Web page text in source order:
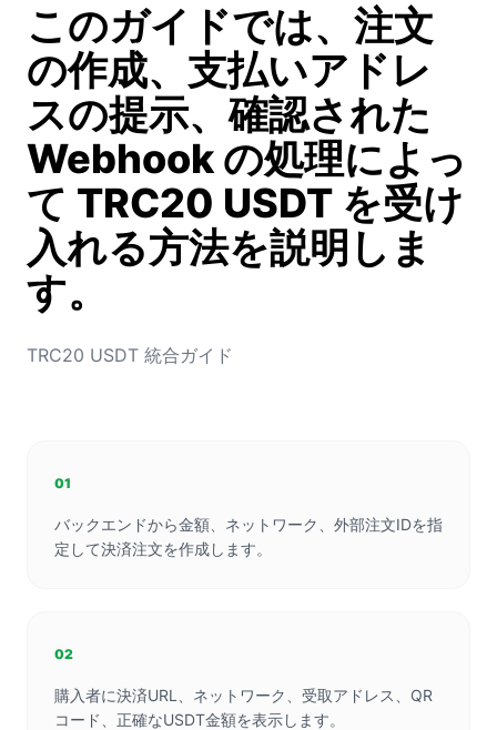
このガイドでは、注文
の作成、支払いアドレ
スの提示、確認された
Webhook の処理によっ
て TRC20 USDT を受け
入れる方法を説明しま
す。
TRC20 USDT 統合ガイド
01
バックエンドから金額、ネットワーク、外部注文IDを指
定して決済注文を作成します。
02
購入者に決済URL、ネットワーク、受取アドレス、QR
コード、正確なUSDT金額を表示します。